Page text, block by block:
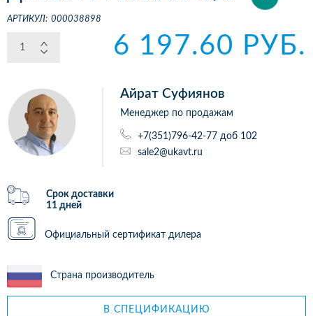
АРТИКУЛ: 000038898
6 197.60 РУБ.
Айрат Суфиянов
Менеджер по продажам
+7(351)796-42-77 доб 102
sale2@ukavt.ru
Срок доставки
11 дней
Официальный сертификат дилера
Страна производитель
В СПЕЦИФИКАЦИЮ